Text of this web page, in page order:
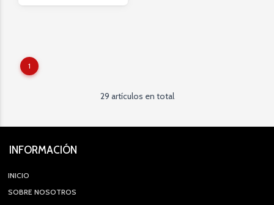
1
29 artículos en total
INFORMACIÓN
INICIO
SOBRE NOSOTROS